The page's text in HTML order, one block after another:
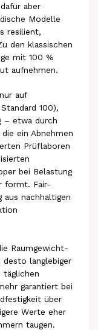
aber
Modelle
resilient,
den klassischen
mit 100 %
aufnehmen.
auf
100),
– etwa durch
ein Abnehmen
Prüflaboren
bei Belastung
formt. Fair-
nachhaltigen
Raumgewicht-
desto langlebiger
täglichen
garantiert bei
über
Werte eher
taugen.